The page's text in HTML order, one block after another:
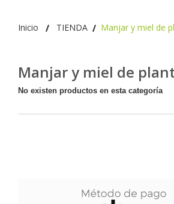
Inicio TIENDA Manjar y miel de
Manjar y miel de
No existen productos en esta categoría